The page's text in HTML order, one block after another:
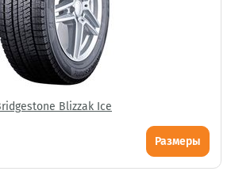
Blizzak Ice
Размеры